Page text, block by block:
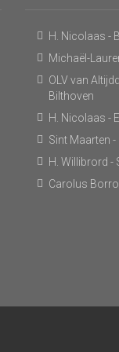
H. Nicolaas -
Michaël-
OLV van
Bilthoven
H. Nicolaas -
Sint Maarten
H. Willibrord -
Carolus